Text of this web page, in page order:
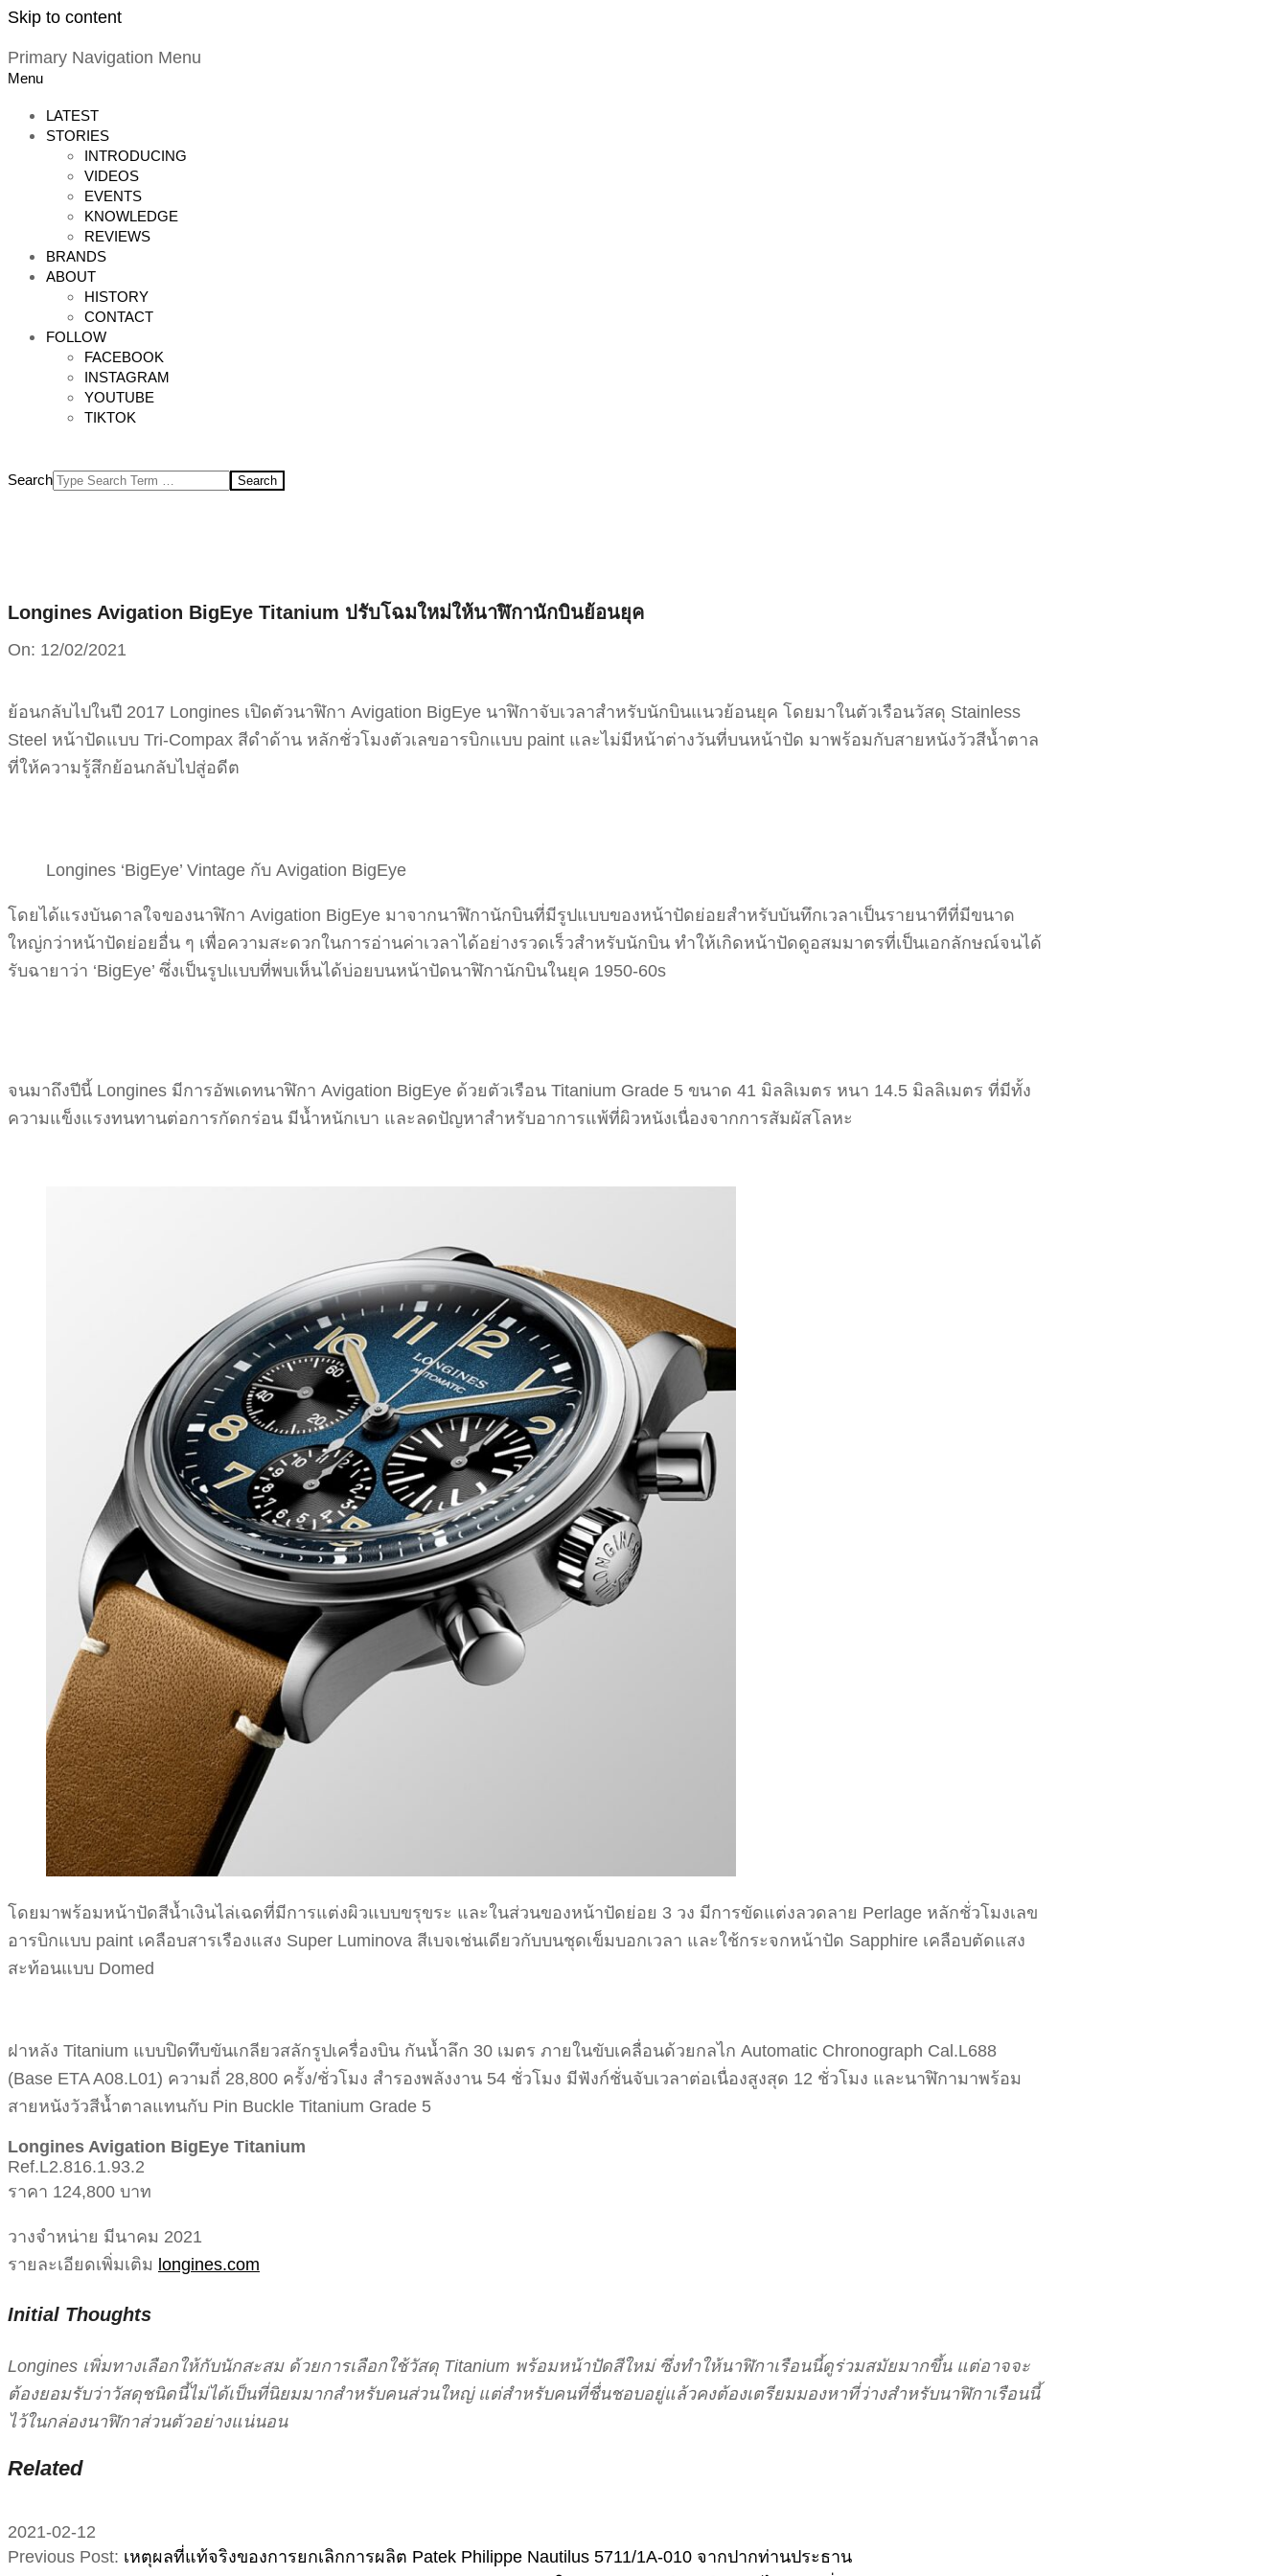
Skip to content
Primary Navigation Menu
Menu
LATEST
STORIES
INTRODUCING
VIDEOS
EVENTS
KNOWLEDGE
REVIEWS
BRANDS
ABOUT
HISTORY
CONTACT
FOLLOW
FACEBOOK
INSTAGRAM
YOUTUBE
TIKTOK
Search
Longines Avigation BigEye Titanium ปรับโฉมใหม่ให้นาฬิกานักบินย้อนยุค
On: 12/02/2021
ย้อนกลับไปในปี 2017 Longines เปิดตัวนาฬิกา Avigation BigEye นาฬิกาจับเวลาสำหรับนักบินแนวย้อนยุค โดยมาในตัวเรือนวัสดุ Stainless
Steel หน้าปัดแบบ Tri-Compax สีดำด้าน หลักชั่วโมงตัวเลขอารบิกแบบ paint และไม่มีหน้าต่างวันที่บนหน้าปัด มาพร้อมกับสายหนังวัวสีน้ำตาล
ที่ให้ความรู้สึกย้อนกลับไปสู่อดีต
Longines ‘BigEye’ Vintage กับ Avigation BigEye
โดยได้แรงบันดาลใจของนาฬิกา Avigation BigEye มาจากนาฬิกานักบินที่มีรูปแบบของหน้าปัดย่อยสำหรับบันทึกเวลาเป็นรายนาทีที่มีขนาด
ใหญ่กว่าหน้าปัดย่อยอื่น ๆ เพื่อความสะดวกในการอ่านค่าเวลาได้อย่างรวดเร็วสำหรับนักบิน ทำให้เกิดหน้าปัดดูอสมมาตรที่เป็นเอกลักษณ์จนได้
รับฉายาว่า ‘BigEye’ ซึ่งเป็นรูปแบบที่พบเห็นได้บ่อยบนหน้าปัดนาฬิกานักบินในยุค 1950-60s
จนมาถึงปีนี้ Longines มีการอัพเดทนาฬิกา Avigation BigEye ด้วยตัวเรือน Titanium Grade 5 ขนาด 41 มิลลิเมตร หนา 14.5 มิลลิเมตร ที่มีทั้ง
ความแข็งแรงทนทานต่อการกัดกร่อน มีน้ำหนักเบา และลดปัญหาสำหรับอาการแพ้ที่ผิวหนังเนื่องจากการสัมผัสโลหะ
โดยมาพร้อมหน้าปัดสีน้ำเงินไล่เฉดที่มีการแต่งผิวแบบขรุขระ และในส่วนของหน้าปัดย่อย 3 วง มีการขัดแต่งลวดลาย Perlage หลักชั่วโมงเลข
อารบิกแบบ paint เคลือบสารเรืองแสง Super Luminova สีเบจเช่นเดียวกับบนชุดเข็มบอกเวลา และใช้กระจกหน้าปัด Sapphire เคลือบตัดแสง
สะท้อนแบบ Domed
ฝาหลัง Titanium แบบปิดทึบขันเกลียวสลักรูปเครื่องบิน กันน้ำลึก 30 เมตร ภายในขับเคลื่อนด้วยกลไก Automatic Chronograph Cal.L688
(Base ETA A08.L01) ความถี่ 28,800 ครั้ง/ชั่วโมง สำรองพลังงาน 54 ชั่วโมง มีฟังก์ชั่นจับเวลาต่อเนื่องสูงสุด 12 ชั่วโมง และนาฬิกามาพร้อม
สายหนังวัวสีน้ำตาลแทนกับ Pin Buckle Titanium Grade 5
Longines Avigation BigEye Titanium
Ref.L2.816.1.93.2
ราคา 124,800 บาท
วางจำหน่าย มีนาคม 2021
รายละเอียดเพิ่มเติม longines.com
Initial Thoughts
Longines เพิ่มทางเลือกให้กับนักสะสม ด้วยการเลือกใช้วัสดุ Titanium พร้อมหน้าปัดสีใหม่ ซึ่งทำให้นาฬิกาเรือนนี้ดูร่วมสมัยมากขึ้น แต่อาจจะ
ต้องยอมรับว่าวัสดุชนิดนี้ไม่ได้เป็นที่นิยมมากสำหรับคนส่วนใหญ่ แต่สำหรับคนที่ชื่นชอบอยู่แล้วคงต้องเตรียมมองหาที่ว่างสำหรับนาฬิกาเรือนนี้
ไว้ในกล่องนาฬิกาส่วนตัวอย่างแน่นอน
Related
2021-02-12
Previous Post: เหตุผลที่แท้จริงของการยกเลิกการผลิต Patek Philippe Nautilus 5711/1A-010 จากปากท่านประธาน